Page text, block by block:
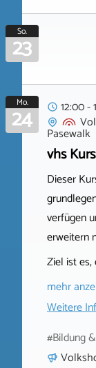
So.
23
Mo.
24
12:00 -
Pasewalk
vhs
Dieser
verfügen
erweitern
Ziel ist
mehr
Weitere
#Bildung